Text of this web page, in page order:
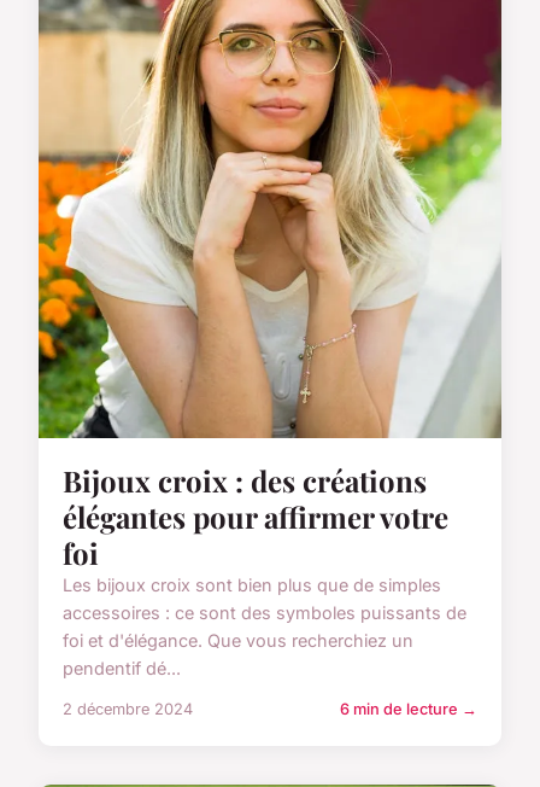
Bijoux croix : des créations
élégantes pour affirmer votre
foi
Les bijoux croix sont bien plus que de simples
accessoires : ce sont des symboles puissants de
foi et d'élégance. Que vous recherchiez un
pendentif dé...
2 décembre 2024 6 min de lecture →